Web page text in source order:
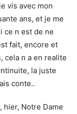
vis avec mon
ans, et je me
ce n est de ne
fait, encore et
cela n a en realite
la juste
conte..
hier, Notre Dame